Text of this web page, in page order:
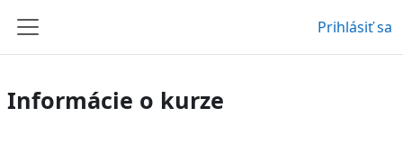
Bočný panel
Prihlásiť sa
Informácie o kurze